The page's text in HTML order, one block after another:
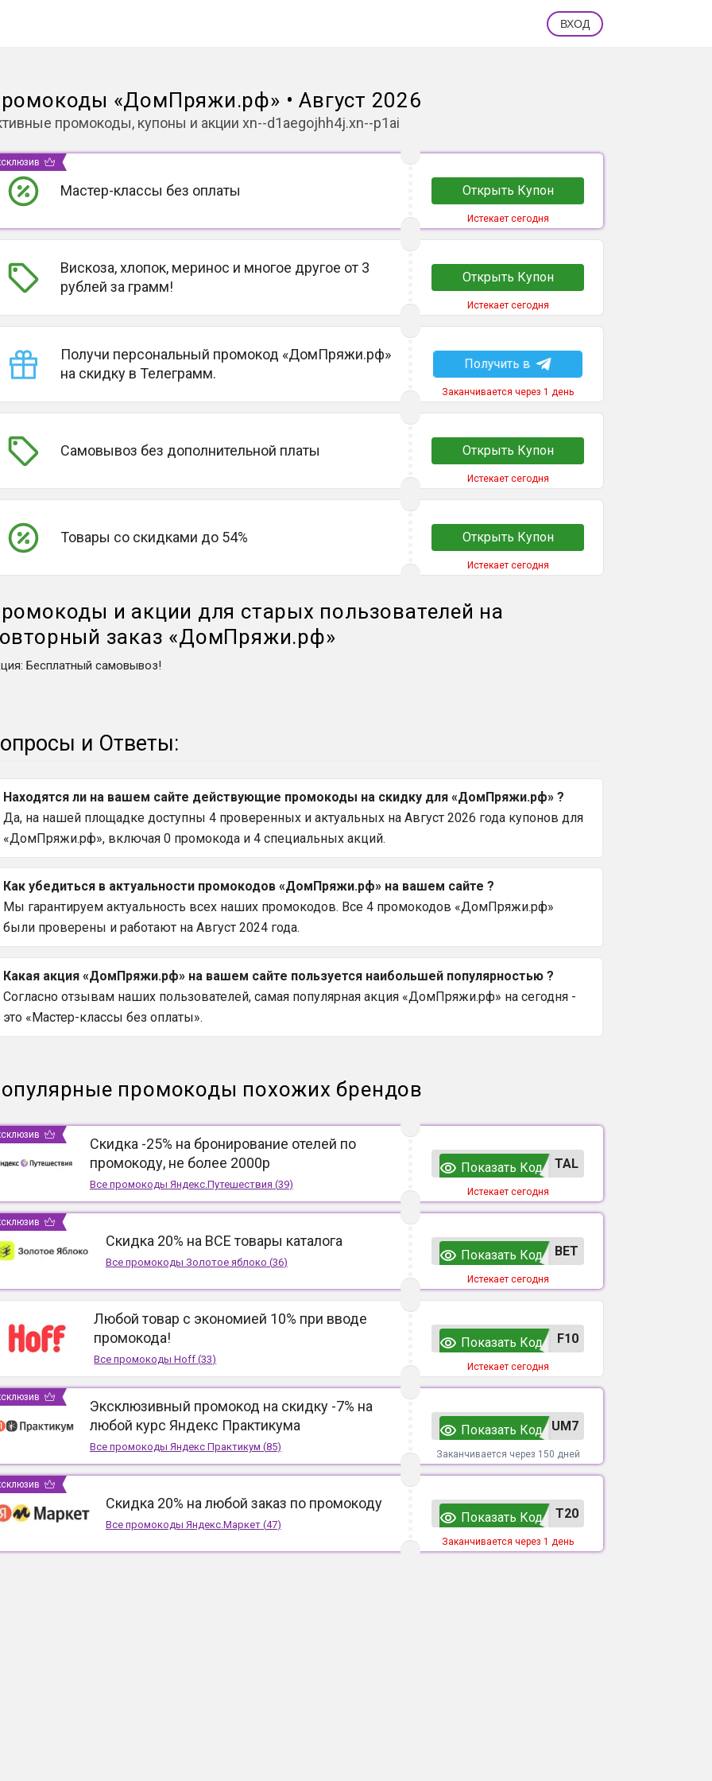
ВХОД
«ДомПряжи.рф» •Август 2026
промокоды, купоны и акции xn--d1aegojhh4j.xn--p1ai
Мастер-классы без оплаты Открыть Купон
Истекает сегодня
Вискоза, хлопок, меринос и многое другое от 3
рублей за грамм!
Открыть Купон
Истекает сегодня
Получи персональный промокод «ДомПряжи.рф»
на скидку в Телеграмм.
Получить в
Заканчивается через 1 день
Самовывоз без дополнительной платы Открыть Купон
Истекает сегодня
Товары со скидками до 54% Открыть Купон
Истекает сегодня
и акции для старых пользователей на
заказ «ДомПряжи.рф»
: Бесплатный самовывоз!
и Ответы:
Находятся ли на вашем сайте действующие промокоды на скидку для «ДомПряжи.рф» ?
Да, на нашей площадке доступны 4 проверенных и актуальных на Август 2026 года купонов для
«ДомПряжи.рф», включая 0 промокода и 4 специальных акций.
Как убедиться в актуальности промокодов «ДомПряжи.рф» на вашем сайте ?
Мы гарантируем актуальность всех наших промокодов. Все 4 промокодов «ДомПряжи.рф»
были проверены и работают на Август 2024 года.
Какая акция «ДомПряжи.рф» на вашем сайте пользуется наибольшей популярностью ?
Согласно отзывам наших пользователей, самая популярная акция «ДомПряжи.рф» на сегодня -
это «Мастер-классы без оплаты».
промокоды похожих брендов
Скидка -25% на бронирование отелей по
промокоду, не более 2000р
Все промокоды Яндекс.Путешествия (39)
TAL
Показать Код
Истекает сегодня
Скидка 20% на ВСЕ товары каталога
Все промокоды Золотое яблоко (36)
ВЕТ
Показать Код
Истекает сегодня
Любой товар с экономией 10% при вводе
промокода!
Все промокодыHoff (33)
F10
Показать Код
Истекает сегодня
Эксклюзивный промокод на скидку -7% на
любой курс Яндекс Практикума
Все промокоды Яндекс Практикум (85)
UM7
Показать Код
Заканчивается через 150 дней
Скидка 20% на любой заказ по промокоду
Все промокоды Яндекс.Маркет(47)
T20
Показать Код
Заканчивается через 1 день